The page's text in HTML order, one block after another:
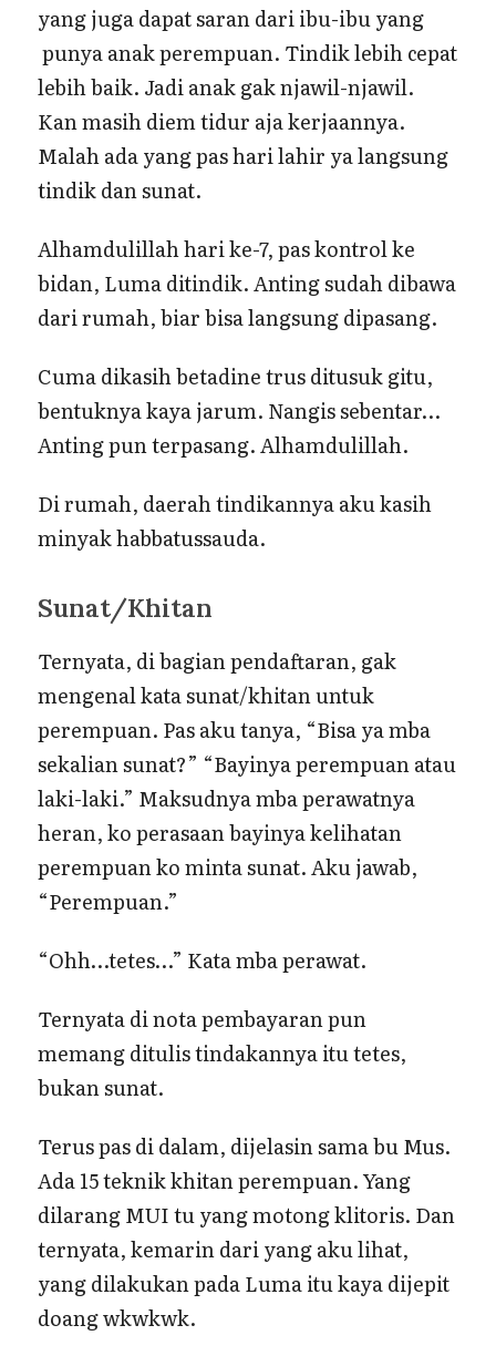
yang juga dapat saran dari ibu-ibu yang
punya anak perempuan. Tindik lebih cepat
lebih baik. Jadi anak gak njawil-njawil.
Kan masih diem tidur aja kerjaannya.
Malah ada yang pas hari lahir ya langsung
tindik dan sunat.
Alhamdulillah hari ke-7, pas kontrol ke
bidan, Luma ditindik. Anting sudah dibawa
dari rumah, biar bisa langsung dipasang.
Cuma dikasih betadine trus ditusuk gitu,
bentuknya kaya jarum. Nangis sebentar…
Anting pun terpasang. Alhamdulillah.
Di rumah, daerah tindikannya aku kasih
minyak habbatussauda.
Sunat/Khitan
Ternyata, di bagian pendaftaran, gak
mengenal kata sunat/khitan untuk
perempuan. Pas aku tanya, “Bisa ya mba
sekalian sunat?” “Bayinya perempuan atau
laki-laki.” Maksudnya mba perawatnya
heran, ko perasaan bayinya kelihatan
perempuan ko minta sunat. Aku jawab,
“Perempuan.”
“Ohh…tetes…” Kata mba perawat.
Ternyata di nota pembayaran pun
memang ditulis tindakannya itu tetes,
bukan sunat.
Terus pas di dalam, dijelasin sama bu Mus.
Ada 15 teknik khitan perempuan. Yang
dilarang MUI tu yang motong klitoris. Dan
ternyata, kemarin dari yang aku lihat,
yang dilakukan pada Luma itu kaya dijepit
doang wkwkwk.